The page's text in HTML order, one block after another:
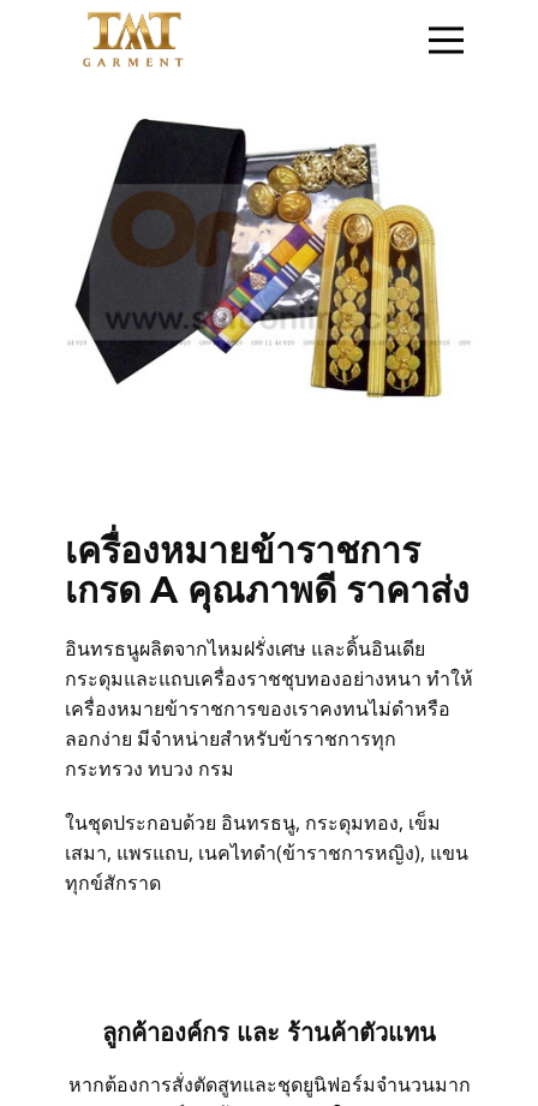
ติดต่อสอบถาม
สินค้าชุดข้าราชการ
สินค้าเสื้อสูท
สั่งซื้อชุดสูทสำเร็จรูป
บริการให้เช่าชุดสูท
บริการแก้ไขชุดสูท
บริการซักแห้งและดูแลชุดสูท
บทความแนะนำ
เครื่องหมายข้าราชการ
เกรด A คุณภาพดี ราคาส่ง
อินทรธนูผลิตจากไหมฝรั่งเศษ และดิ้นอินเดีย
กระดุมและแถบเครื่องราชชุบทองอย่างหนา ทำให้
เครื่องหมายข้าราชการของเราคงทนไม่ดำหรือ
ลอกง่าย มีจำหน่ายสำหรับข้าราชการทุก
กระทรวง ทบวง กรม
ในชุดประกอบด้วย อินทรธนู, กระดุมทอง, เข็ม
เสมา, แพรแถบ, เนคไทดำ(ข้าราชการหญิง), แขน
ทุกข์สักราด
ลูกค้าองค์กร และ ร้านค้าตัวแทน
หากต้องการสั่งตัดสูทและชุดยูนิฟอร์มจำนวนมาก